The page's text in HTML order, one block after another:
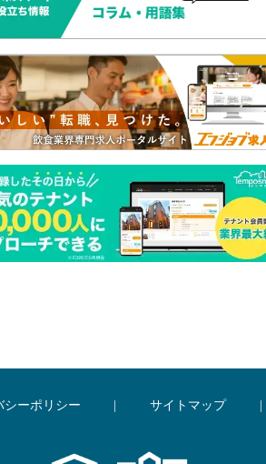
シーポリシー サイトマップ